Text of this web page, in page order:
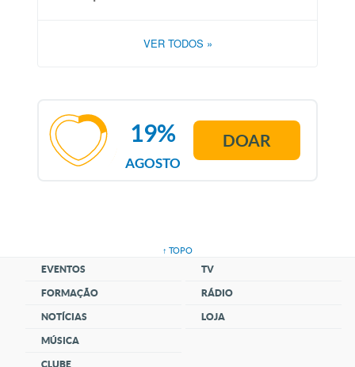
VER TODOS »
AGOSTO
19% DOAR
↑ TOPO
EVENTOS
FORMAÇÃO
NOTÍCIAS
MÚSICA
CLUBE
TV
RÁDIO
LOJA